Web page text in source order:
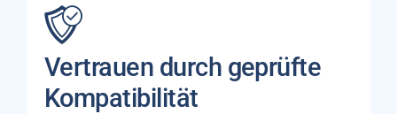
Vertrauen durch geprüfte
Kompatibilität